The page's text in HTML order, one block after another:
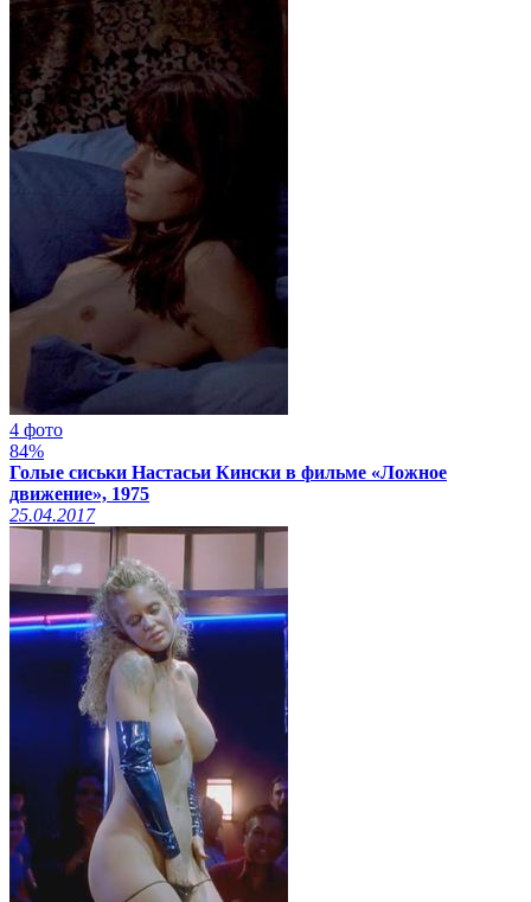
4 фото
84%
Голые сиськи Настасьи Кински в фильме «Ложное
движение», 1975
25.04.2017